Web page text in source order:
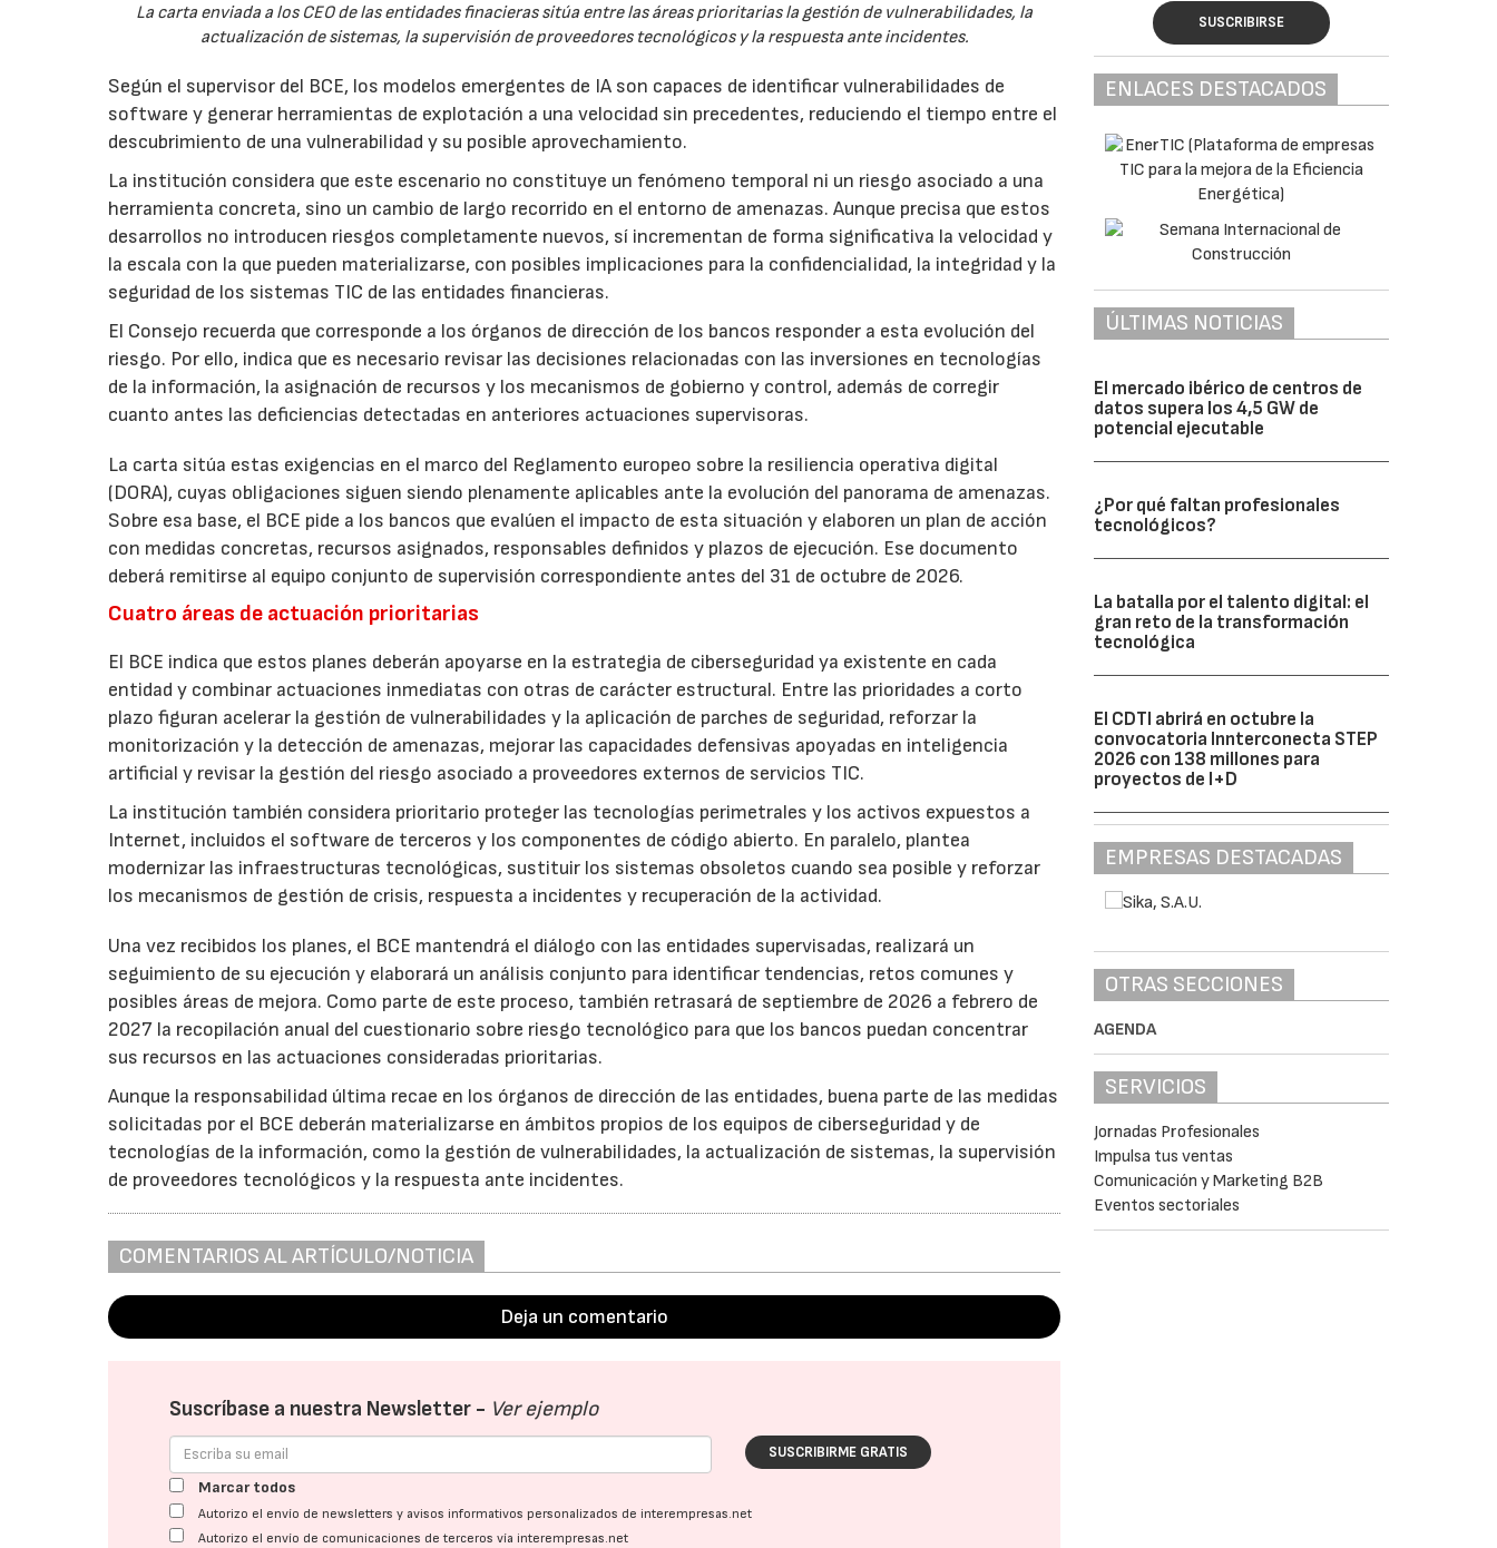
La carta enviada a los CEO de las entidades finacieras sitúa entre las áreas prioritarias la gestión de vulnerabilidades, la
actualización de sistemas, la supervisión de proveedores tecnológicos y la respuesta ante incidentes.
Según el supervisor del BCE, los modelos emergentes de IA son capaces de identificar vulnerabilidades de
software y generar herramientas de explotación a una velocidad sin precedentes, reduciendo el tiempo entre el
descubrimiento de una vulnerabilidad y su posible aprovechamiento.
La institución considera que este escenario no constituye un fenómeno temporal ni un riesgo asociado a una
herramienta concreta, sino un cambio de largo recorrido en el entorno de amenazas. Aunque precisa que estos
desarrollos no introducen riesgos completamente nuevos, sí incrementan de forma significativa la velocidad y
la escala con la que pueden materializarse, con posibles implicaciones para la confidencialidad, la integridad y la
seguridad de los sistemas TIC de las entidades financieras.
El Consejo recuerda que corresponde a los órganos de dirección de los bancos responder a esta evolución del
riesgo. Por ello, indica que es necesario revisar las decisiones relacionadas con las inversiones en tecnologías
de la información, la asignación de recursos y los mecanismos de gobierno y control, además de corregir
cuanto antes las deficiencias detectadas en anteriores actuaciones supervisoras.
La carta sitúa estas exigencias en el marco del Reglamento europeo sobre la resiliencia operativa digital
(DORA), cuyas obligaciones siguen siendo plenamente aplicables ante la evolución del panorama de amenazas.
Sobre esa base, el BCE pide a los bancos que evalúen el impacto de esta situación y elaboren un plan de acción
con medidas concretas, recursos asignados, responsables definidos y plazos de ejecución. Ese documento
deberá remitirse al equipo conjunto de supervisión correspondiente antes del 31 de octubre de 2026.
Cuatro áreas de actuación prioritarias
El BCE indica que estos planes deberán apoyarse en la estrategia de ciberseguridad ya existente en cada
entidad y combinar actuaciones inmediatas con otras de carácter estructural. Entre las prioridades a corto
plazo figuran acelerar la gestión de vulnerabilidades y la aplicación de parches de seguridad, reforzar la
monitorización y la detección de amenazas, mejorar las capacidades defensivas apoyadas en inteligencia
artificial y revisar la gestión del riesgo asociado a proveedores externos de servicios TIC.
La institución también considera prioritario proteger las tecnologías perimetrales y los activos expuestos a
Internet, incluidos el software de terceros y los componentes de código abierto. En paralelo, plantea
modernizar las infraestructuras tecnológicas, sustituir los sistemas obsoletos cuando sea posible y reforzar
los mecanismos de gestión de crisis, respuesta a incidentes y recuperación de la actividad.
Una vez recibidos los planes, el BCE mantendrá el diálogo con las entidades supervisadas, realizará un
seguimiento de su ejecución y elaborará un análisis conjunto para identificar tendencias, retos comunes y
posibles áreas de mejora. Como parte de este proceso, también retrasará de septiembre de 2026 a febrero de
2027 la recopilación anual del cuestionario sobre riesgo tecnológico para que los bancos puedan concentrar
sus recursos en las actuaciones consideradas prioritarias.
Aunque la responsabilidad última recae en los órganos de dirección de las entidades, buena parte de las medidas
solicitadas por el BCE deberán materializarse en ámbitos propios de los equipos de ciberseguridad y de
tecnologías de la información, como la gestión de vulnerabilidades, la actualización de sistemas, la supervisión
de proveedores tecnológicos y la respuesta ante incidentes.
COMENTARIOS AL ARTÍCULO/NOTICIA
Deja un comentario
Suscríbase a nuestra Newsletter - Ver ejemplo
SUSCRIBIRME GRATIS
Marcar todos
Autorizo el envío de newsletters y avisos informativos personalizados de interempresas.net
Autorizo el envío de comunicaciones de terceros vía interempresas.net
SUSCRIBIRSE
ENLACES DESTACADOS
ÚLTIMAS NOTICIAS
El mercado ibérico de centros de
datos supera los 4,5 GW de
potencial ejecutable
¿Por qué faltan profesionales
tecnológicos?
La batalla por el talento digital: el
gran reto de la transformación
tecnológica
El CDTI abrirá en octubre la
convocatoria Innterconecta STEP
2026 con 138 millones para
proyectos de I+D
EMPRESAS DESTACADAS
OTRAS SECCIONES
AGENDA
SERVICIOS
Jornadas Profesionales
Impulsa tus ventas
Comunicación y Marketing B2B
Eventos sectoriales